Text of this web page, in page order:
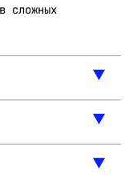
сложных